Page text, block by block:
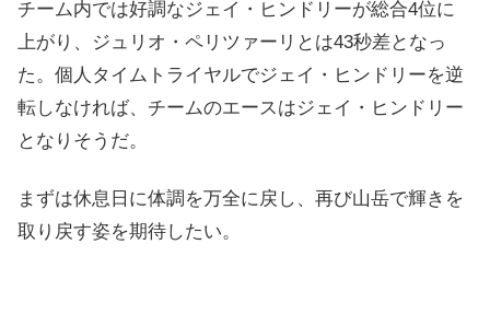
チーム内では好調なジェイ・ヒンドリーが総合4位に
上がり、ジュリオ・ペリツァーリとは43秒差となっ
た。個人タイムトライヤルでジェイ・ヒンドリーを逆
転しなければ、チームのエースはジェイ・ヒンドリー
となりそうだ。
まずは休息日に体調を万全に戻し、再び山岳で輝きを
取り戻す姿を期待したい。